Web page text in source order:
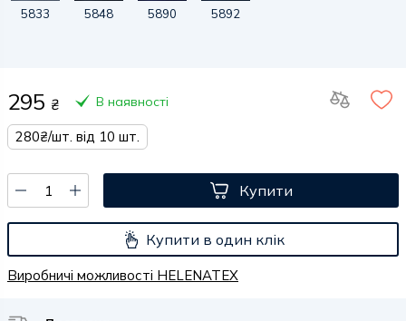
5833 5848 5890 5892
295 ₴ В наявності
280₴/шт. від 10 шт.
Купити
Купити в один клік
Виробничі можливості HELENATEX